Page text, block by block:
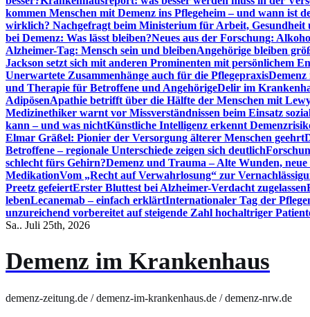
kommen Menschen mit Demenz ins Pflegeheim – und wann ist
wirklich? Nachgefragt beim Ministerium für Arbeit, Gesundheit
bei Demenz: Was lässt bleiben?Neues aus der Forschung:
Alzheimer-Tag: Mensch sein und bleibenAngehörige bleiben
Jackson setzt sich mit anderen Prominenten mit persönlichem
Unerwartete Zusammenhänge auch für die Pflegepraxis
und Therapie für Betroffene und AngehörigeDelir im
AdipösenApathie betrifft über die Hälfte der Menschen mit
Medizinethiker warnt vor Missverständnissen beim Einsatz
kann – und was nichtKünstliche Intelligenz erkennt
Elmar Gräßel: Pionier der Versorgung älterer Menschen geehrt
Betroffene – regionale Unterschiede zeigen sich deutlich
schlecht fürs Gehirn?Demenz und Trauma – Alte Wunden,
MedikationVom „Recht auf Verwahrlosung“ zur
Preetz gefeiertErster Bluttest bei Alzheimer-Verdacht zugelassen
lebenLecanemab – einfach erklärtInternationaler Tag der
unzureichend vorbereitet auf steigende Zahl hochaltriger
Sa.. Juli 25th, 2026
Demenz im Krankenhaus
demenz-zeitung.de / demenz-im-krankenhaus.de / demenz-nrw.de